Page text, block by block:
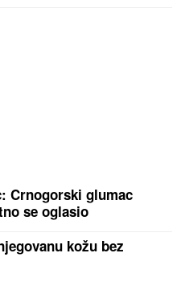
Crnogorski glumac
se oglasio
kožu bez